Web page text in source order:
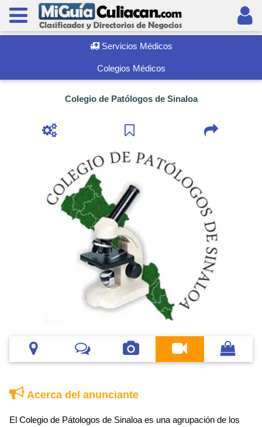
Servicios Médicos
Colegios Médicos
Colegio de Patólogos de Sinaloa
Acerca del anunciante
El Colegio de Pátologos de Sinaloa es una agrupación de los